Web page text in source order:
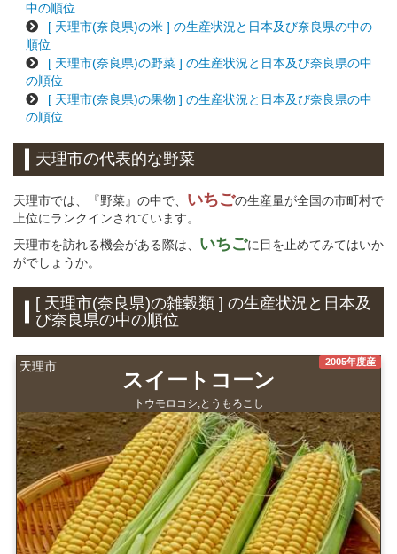
中の順位
[ 天理市(奈良県)の米 ] の生産状況と日本及び奈良県の中の
順位
[ 天理市(奈良県)の野菜 ] の生産状況と日本及び奈良県の中
の順位
[ 天理市(奈良県)の果物 ] の生産状況と日本及び奈良県の中
の順位
天理市の代表的な野菜
天理市では、『野菜』の中で、 いちごの生産量が全国の市町村で
上位にランクインされています。
天理市を訪れる機会がある際は、 いちごに目を止めてみてはいか
がでしょうか。
[ 天理市(奈良県)の雑穀類 ] の生産状況と日本及
び奈良県の中の順位
天理市 2005年度産
スイートコーン
トウモロコシ,とうもろこし